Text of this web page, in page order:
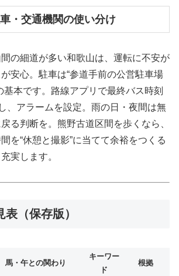
・交通機関の使い分け
の細道が多い和歌山は、運転に不安が
安心。駐車は“参道手前の公営駐車場
本です。路線アプリで最終バス時刻
、アラームを設定。雨の日・夜間は無
る判断を。熊野古道区間を歩くなら、
を“休憩と撮影”に当てて余裕をつくる
実します。
（保存版）
馬・午との関わり
キーワー
ド
根拠